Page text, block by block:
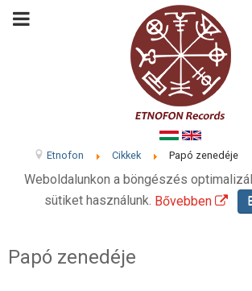
Etnofon Cikkek Papó zenedéje
Weboldalunkon a böngészés
sütiket használunk. Bővebben
Papó zenedéje